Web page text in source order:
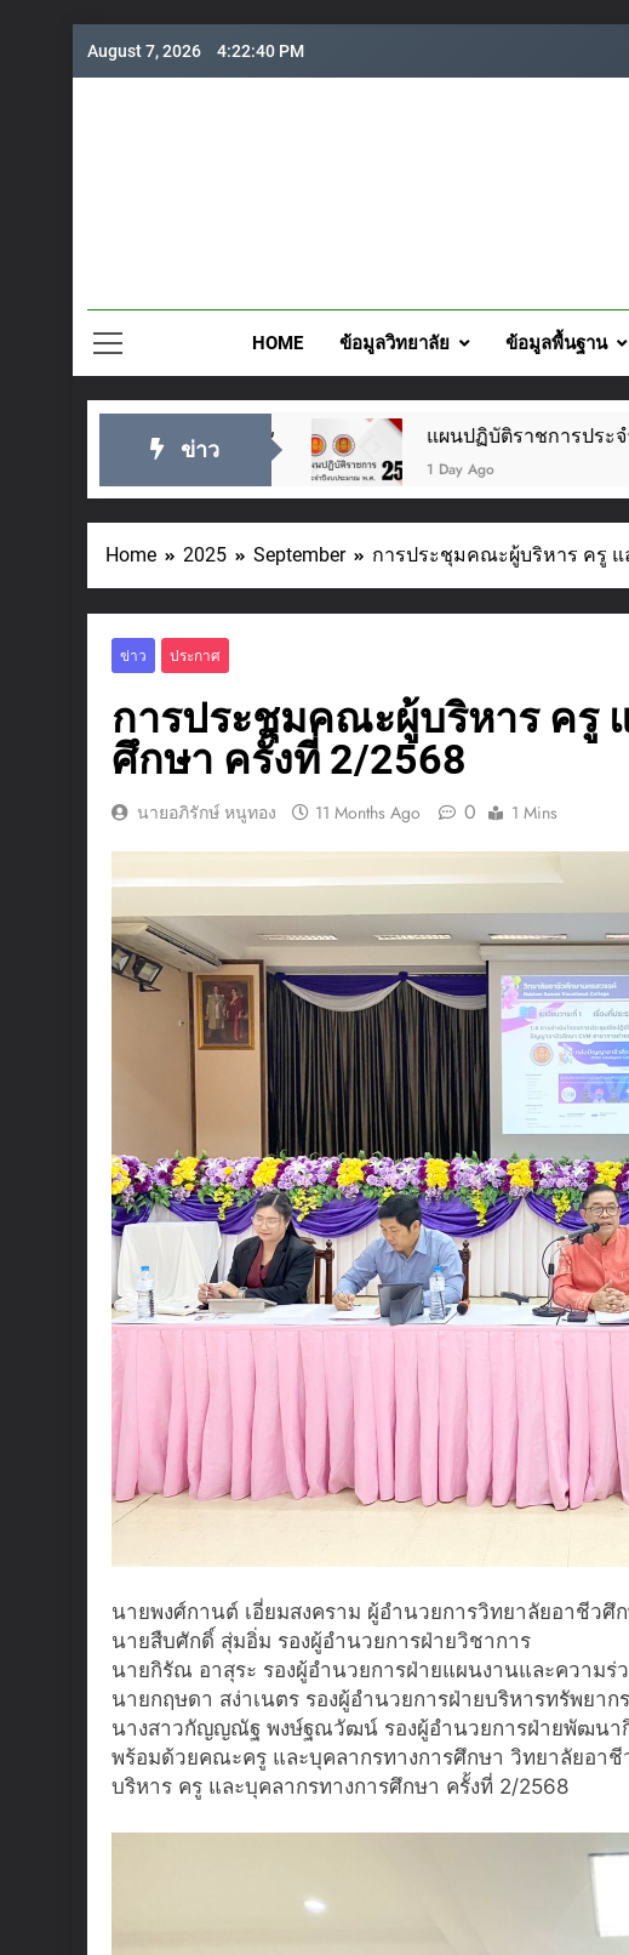
August 7, 2026 4:22:42 PM
HOME ข้อมูลวิทยาลัย ข้อมูลพื้นฐาน
ข่าว
แผนปฏิบัติราชการประจำปี 2569 ชม
Home 2025 September การประชุมคณะผู้บริหาร ครู
ข่าว ประกาศ
การประชุมคณะผู้บริหาร ครู
ศึกษา ครั้งที่ 2/2568
นายอภิรักษ์ หนูทอง 11 Months Ago 0 1 Mins
นายพงศ์กานต์ เอี่ยมสงคราม ผู้อำนวยการวิทยาลัยอาชีว
นายสืบศักดิ์ สุ่มอิ่ม รองผู้อำนวยการฝ่ายวิชาการ
นายกิรัณ อาสุระ รองผู้อำนวยการฝ่ายแผนงานและความร่
นายกฤษดา สง่าเนตร รองผู้อำนวยการฝ่ายบริหารทรัพยากร
นางสาวกัญญณัฐ พงษ์ฐณวัฒน์ รองผู้อำนวยการฝ่ายพัฒนา
พร้อมด้วยคณะครู และบุคลากรทางการศึกษา วิทยาลัยอา
บริหาร ครู และบุคลากรทางการศึกษา ครั้งที่ 2/2568